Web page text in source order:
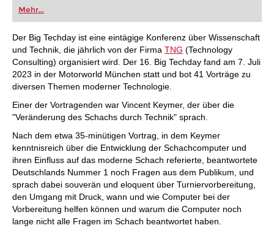
oder bereits auf Turnierniveau spielen: Mit
FRITZ trainieren Sie effizienter, intelligenter und
individueller als je zuvor.
Mehr...
Der Big Techday ist eine eintägige Konferenz über Wissenschaft
und Technik, die jährlich von der Firma TNG (Technology
Consulting) organisiert wird. Der 16. Big Techday fand am 7. Juli
2023 in der Motorworld München statt und bot 41 Vorträge zu
diversen Themen moderner Technologie.
Einer der Vortragenden war Vincent Keymer, der über die
"Veränderung des Schachs durch Technik" sprach.
Nach dem etwa 35-minütigen Vortrag, in dem Keymer
kenntnisreich über die Entwicklung der Schachcomputer und
ihren Einfluss auf das moderne Schach referierte, beantwortete
Deutschlands Nummer 1 noch Fragen aus dem Publikum, und
sprach dabei souverän und eloquent über Turniervorbereitung,
den Umgang mit Druck, wann und wie Computer bei der
Vorbereitung helfen können und warum die Computer noch
lange nicht alle Fragen im Schach beantwortet haben.